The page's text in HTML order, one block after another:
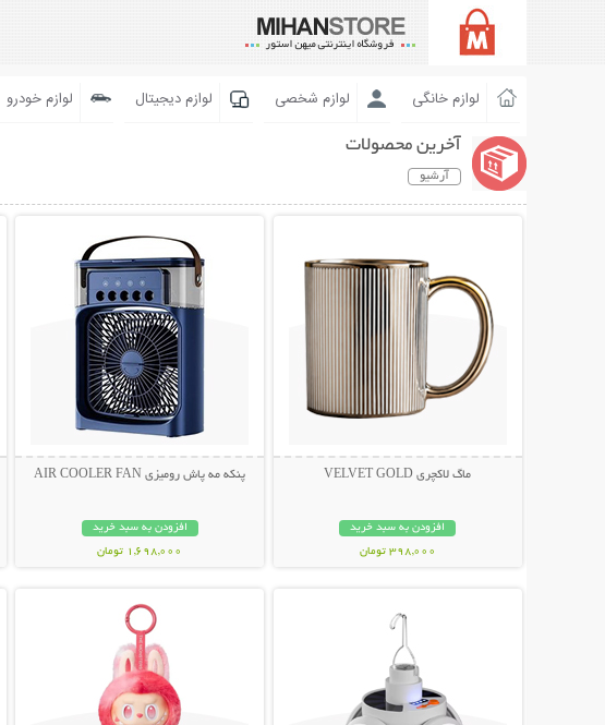
لوازم خانگی لوازم شخصی لوازم دیجیتال لوازم خودرو
آخرین محصولات
آرشیو
ماگ لاکچری VELVET GOLD
افزودن به سبد خرید
398,000 تومان
پنکه مه پاش رومیزی AIR COOLER FAN
افزودن به سبد خرید
1,698,000 تومان